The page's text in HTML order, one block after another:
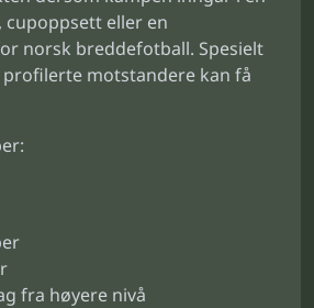
eller en
norsk breddefotball. Spesielt
motstandere kan få
fra høyere nivå